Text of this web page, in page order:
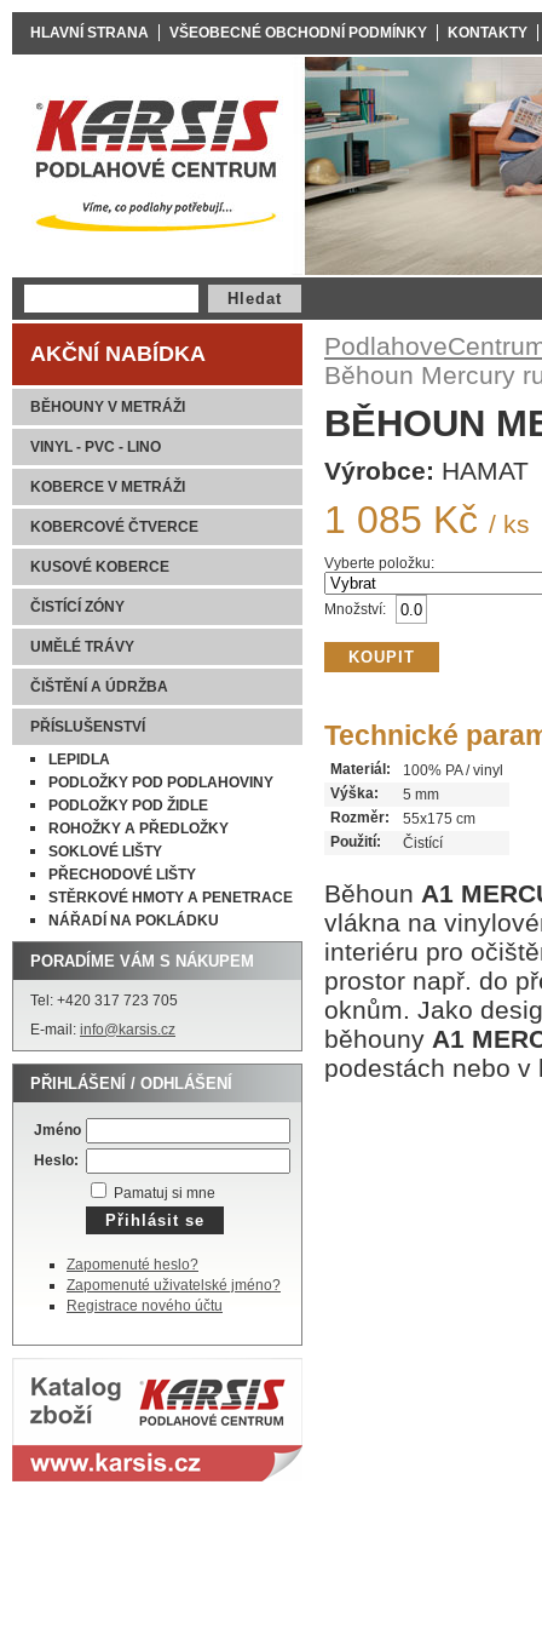
AKČNÍ NABÍDKA
BĚHOUNY V METRÁŽI
VINYL - PVC - LINO
KOBERCE V METRÁŽI
KOBERCOVÉ ČTVERCE
KUSOVÉ KOBERCE
ČISTÍCÍ ZÓNY
UMĚLÉ TRÁVY
ČIŠTĚNÍ A ÚDRŽBA
PŘÍSLUŠENSTVÍ
LEPIDLA
PODLOŽKY POD PODLAHOVINY
PODLOŽKY POD ŽIDLE
ROHOŽKY A PŘEDLOŽKY
SOKLOVÉ LIŠTY
PŘECHODOVÉ LIŠTY
STĚRKOVÉ HMOTY A PENETRACE
NÁŘADÍ NA POKLÁDKU
PORADÍME VÁM S NÁKUPEM
Tel: +420 317 723 705
E-mail: info@karsis.cz
PŘIHLÁŠENÍ / ODHLÁŠENÍ
Jméno
Heslo:
Pamatuj si mne
Zapomenuté heslo?
Zapomenuté uživatelské jméno?
Registrace nového účtu
Běhoun Mercury
BĚHOUN
Výrobce: HAMAT
1 085 Kč / ks
Vyberte položku:
Množství:
Technické
Materiál:
100% PA / vinyl
Výška:
5 mm
Rozměr:
55x175 cm
Použití:
Čistící
Běhoun A1
vlákna na
interiéru pro
prostor např. do
oknům. Jako
běhouny A1
podestách nebo
HLAVNÍ STRANA VŠEOBECNÉ OBCHODNÍ PODMÍNKY KONTAKTY